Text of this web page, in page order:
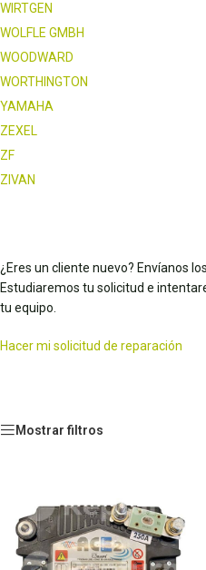
WIRTGEN
WOLFLE GMBH
WOODWARD
WORTHINGTON
YAMAHA
ZEXEL
ZF
ZIVAN
¿Eres un cliente nuevo? Envíanos
Estudiaremos tu solicitud e
tu equipo.
Hacer mi solicitud de reparación
Mostrar filtros